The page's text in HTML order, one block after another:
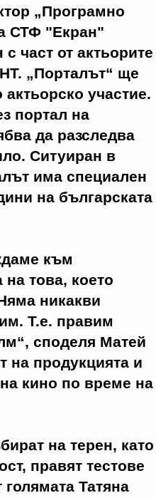
„Програмно
СТФ "Екран"
част от актьорите
„Порталът“ ще
участие.
портал на
да разследва
Ситуиран в
има специален
на българската
към
това, което
никакви
Т.е. правим
споделя Матей
на продукцията и
кино по време на
на терен, като
правят тестове
Татяна